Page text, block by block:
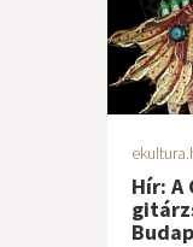
Hír: A